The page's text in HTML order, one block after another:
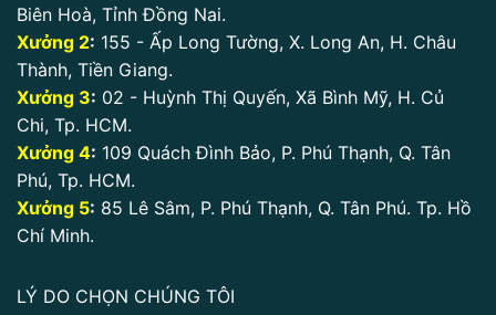
Biên Hoà, Tỉnh Đồng Nai.
Xưởng 2: 155 - Ấp Long Tường, X. Long An, H. Châu
Thành, Tiền Giang.
Xưởng 3: 02 - Huỳnh Thị Quyến, Xã Bình Mỹ, H. Củ
Chi, Tp. HCM.
Xưởng 4: 109 Quách Đình Bảo, P. Phú Thạnh, Q. Tân
Phú, Tp. HCM.
Xưởng 5: 85 Lê Sâm, P. Phú Thạnh, Q. Tân Phú. Tp. Hồ
Chí Minh.
LÝ DO CHỌN CHÚNG TÔI